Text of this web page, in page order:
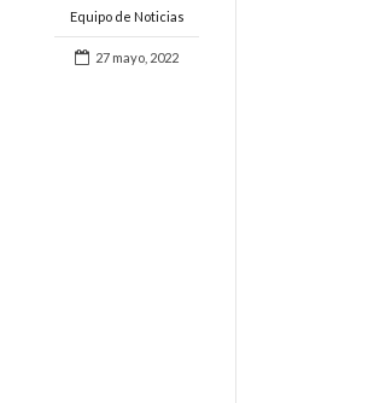
Equipo de Noticias
27 mayo, 2022